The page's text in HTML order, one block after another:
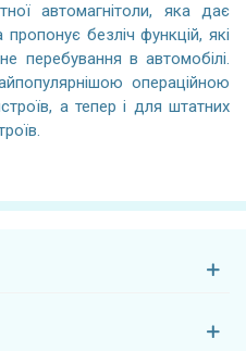
автомагнітоли, яка дає
безліч функцій, які
перебування в автомобілі.
операційною
а тепер і для штатних